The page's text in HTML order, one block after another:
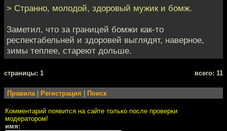
> Странно, молодой, здоровый мужик и бомж.
Заметил, что за границей бомжи как-то
респектабельней и здоровей выглядят, наверное,
зимы теплее, стареют дольше.
cтраницы: 1 всего: 11
Правила| Регистрация Поиск
Комментарий появится на сайте только после проверки
модератором!
имя: